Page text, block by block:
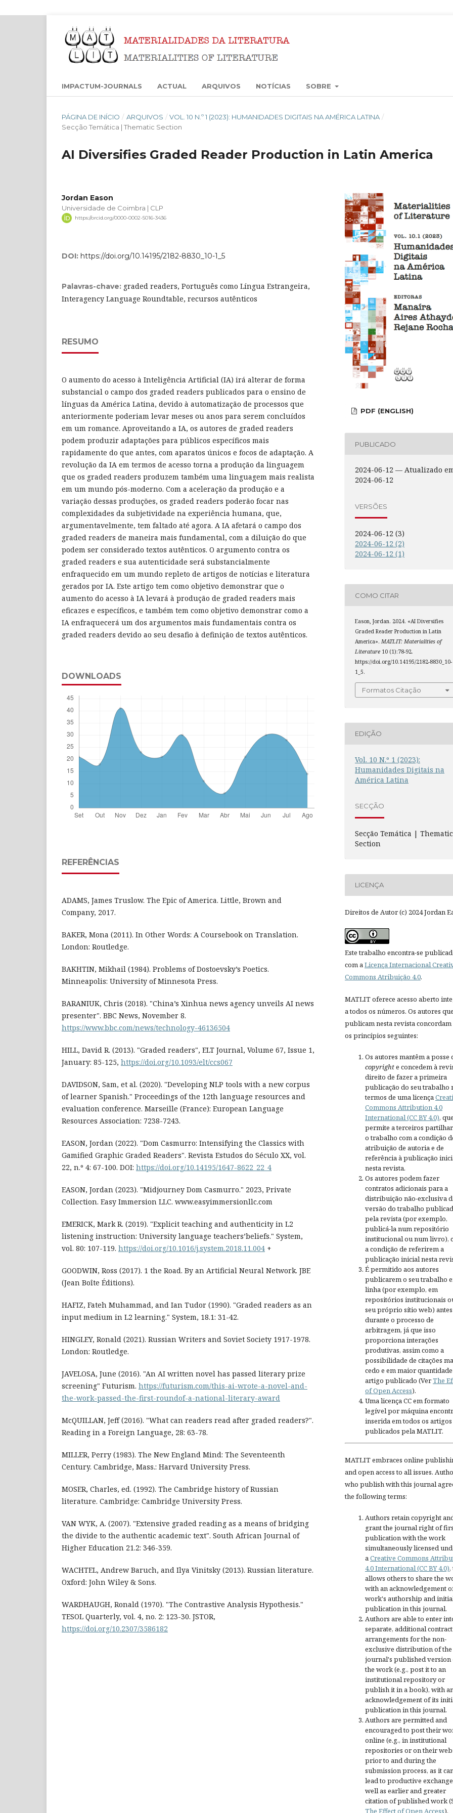
IMPACTUM-JOURNALS ACTUAL ARQUIVOS NOTÍCIAS SOBRE
PÁGINA DE INÍCIO / ARQUIVOS / VOL. 10 N.º 1 (2023): HUMANIDADES DIGITAIS NA AMÉRICA LATINA /
Secção Temática | Thematic Section
AI Diversifies Graded Reader Production in Latin America
Jordan Eason
Universidade de Coimbra | CLP
https://orcid.org/0000-0002-5016-3436
DOI: https://doi.org/10.14195/2182-8830_10-1_5
Palavras-chave: graded readers, Português como Língua Estrangeira,
Interagency Language Roundtable, recursos autênticos
RESUMO
O aumento do acesso à Inteligência Artificial (IA) irá alterar de forma
substancial o campo dos graded readers publicados para o ensino de
línguas da América Latina, devido à automatização de processos que
anteriormente poderiam levar meses ou anos para serem concluídos
em um romance. Aproveitando a IA, os autores de graded readers
podem produzir adaptações para públicos específicos mais
rapidamente do que antes, com aparatos únicos e focos de adaptação. A
revolução da IA em termos de acesso torna a produção da linguagem
que os graded readers produzem também uma linguagem mais realista
em um mundo pós-moderno. Com a aceleração da produção e a
variação dessas produções, os graded readers poderão focar nas
complexidades da subjetividade na experiência humana, que,
argumentavelmente, tem faltado até agora. A IA afetará o campo dos
graded readers de maneira mais fundamental, com a diluição do que
podem ser considerado textos autênticos. O argumento contra os
graded readers e sua autenticidade será substancialmente
enfraquecido em um mundo repleto de artigos de notícias e literatura
gerados por IA. Este artigo tem como objetivo demonstrar que o
aumento do acesso à IA levará à produção de graded readers mais
eficazes e específicos, e também tem como objetivo demonstrar como a
IA enfraquecerá um dos argumentos mais fundamentais contra os
graded readers devido ao seu desafio à definição de textos autênticos.
DOWNLOADS
REFERÊNCIAS
ADAMS, James Truslow. The Epic of America. Little, Brown and
Company, 2017.
BAKER, Mona (2011). In Other Words: A Coursebook on Translation.
London: Routledge.
BAKHTIN, Mikhail (1984). Problems of Dostoevsky’s Poetics.
Minneapolis: University of Minnesota Press.
BARANIUK, Chris (2018). "China’s Xinhua news agency unveils AI news
presenter". BBC News, November 8.
https://www.bbc.com/news/technology-46136504
HILL, David R. (2013). "Graded readers", ELT Journal, Volume 67, Issue 1,
January: 85-125, https://doi.org/10.1093/elt/ccs067
DAVIDSON, Sam, et al. (2020). "Developing NLP tools with a new corpus
of learner Spanish." Proceedings of the 12th language resources and
evaluation conference. Marseille (France): European Language
Resources Association: 7238-7243.
EASON, Jordan (2022). "Dom Casmurro: Intensifying the Classics with
Gamified Graphic Graded Readers". Revista Estudos do Século XX, vol.
22, n.º 4: 67-100. DOI: https://doi.org/10.14195/1647-8622_22_4
EASON, Jordan (2023). "Midjourney Dom Casmurro." 2023, Private
Collection. Easy Immersion LLC. www.easyimmersionllc.com
EMERICK, Mark R. (2019). "Explicit teaching and authenticity in L2
listening instruction: University language teachers’beliefs." System,
vol. 80: 107-119. https://doi.org/10.1016/j.system.2018.11.004 +
GOODWIN, Ross (2017). 1 the Road. By an Artificial Neural Network. JBE
(Jean Boîte Éditions).
HAFIZ, Fateh Muhammad, and Ian Tudor (1990). "Graded readers as an
input medium in L2 learning." System, 18.1: 31-42.
HINGLEY, Ronald (2021). Russian Writers and Soviet Society 1917-1978.
London: Routledge.
JAVELOSA, June (2016). "An AI written novel has passed literary prize
screening" Futurism. https://futurism.com/this-ai-wrote-a-novel-and-
the-work-passed-the-first-roundof-a-national-literary-award
McQUILLAN, Jeff (2016). "What can readers read after graded readers?".
Reading in a Foreign Language, 28: 63-78.
MILLER, Perry (1983). The New England Mind: The Seventeenth
Century. Cambridge, Mass.: Harvard University Press.
MOSER, Charles, ed. (1992). The Cambridge history of Russian
literature. Cambridge: Cambridge University Press.
VAN WYK, A. (2007). "Extensive graded reading as a means of bridging
the divide to the authentic academic text". South African Journal of
Higher Education 21.2: 346-359.
WACHTEL, Andrew Baruch, and Ilya Vinitsky (2013). Russian literature.
Oxford: John Wiley & Sons.
WARDHAUGH, Ronald (1970). "The Contrastive Analysis Hypothesis."
TESOL Quarterly, vol. 4, no. 2: 123-30. JSTOR,
https://doi.org/10.2307/3586182
PDF (ENGLISH)
PUBLICADO
2024-06-12 — Atualizado
2024-06-12
VERSÕES
2024-06-12 (3)
2024-06-12 (2)
2024-06-12 (1)
COMO CITAR
Eason, Jordan. 2024. «AI Diversifies
Graded Reader Production in Latin
America».MATLIT: Materialities of
Literature 10 (1):78-92.
https://doi.org/10.14195/2182-8830_10-
1_5.
Formatos Citação
EDIÇÃO
Vol. 10 N.º 1 (2023):
Humanidades Digitais na
América Latina
SECÇÃO
Secção Temática | Thematic
Section
LICENÇA
Direitos de Autor (c) 2024 Jordan
Este trabalho encontra-se
com aLicença Internacional
Commons Atribuição 4.0.
MATLIT oferece acesso aberto
a todos os números. Os autores
publicam nesta revista concordam
os princípios seguintes:
Os autores mantêm a posse
copyrighte concedem à
direito de fazer a primeira
publicação do seu trabalho
termos de uma licença
Commons Attribution 4.0
International (CC BY 4.0),
permite a terceiros
o trabalho com a condição
atribuição de autoria e de
referência à publicação
nesta revista.
Os autores podem fazer
contratos adicionais para a
distribuição não-exclusiva
versão do trabalho
pela revista (por exemplo,
publicá-la num repositório
institucional ou num livro),
a condição de referirem a
publicação inicial nesta
É permitido aos autores
publicarem o seu trabalho
linha (por exemplo, em
repositórios institucionais
seu próprio sítio web)
durante o processo de
arbitragem, já que isso
proporciona interações
produtivas, assim como a
possibilidade de citações
cedo e em maior
artigo publicado (VerThe
of Open Access).
Uma licença CC em formato
legível por máquina
inserida em todos os artigos
publicados pela MATLIT.
MATLIT embraces online
and open access to all issues.
who publish with this journal
the following terms:
Authors retain copyright
grant the journal right of
publication with the work
simultaneously licensed
aCreative Commons
4.0 International (CC BY 4.0),
allows others to share the
with an acknowledgement
work's authorship and
publication in this journal.
Authors are able to enter
separate, additional
arrangements for the non-
exclusive distribution of the
journal's published version
the work (e.g., post it to an
institutional repository or
publish it in a book), with
acknowledgement of its
publication in this journal.
Authors are permitted and
encouraged to post their
online (e.g., in institutional
repositories or on their
prior to and during the
submission process, as it
lead to productive
well as earlier and greater
citation of published work
The Effect of Open Access).